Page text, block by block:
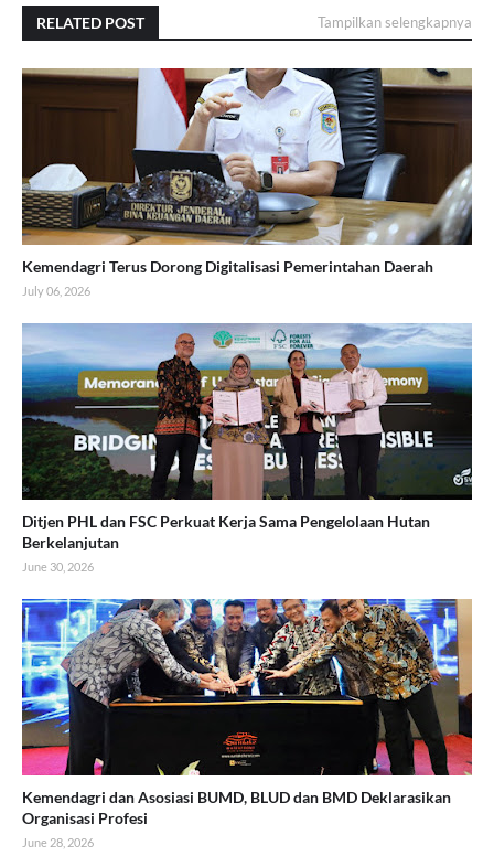
RELATED POST Tampilkan selengkapnya
Kemendagri Terus Dorong Digitalisasi Pemerintahan Daerah
July 06, 2026
Ditjen PHL dan FSC Perkuat Kerja Sama Pengelolaan Hutan
Berkelanjutan
June 30, 2026
Kemendagri dan Asosiasi BUMD, BLUD dan BMD Deklarasikan
Organisasi Profesi
June 28, 2026